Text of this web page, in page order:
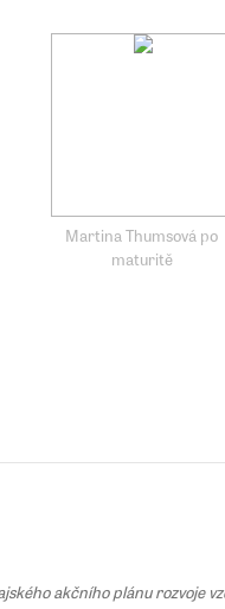
Martina Thumsová po
maturitě
akčního plánu rozvoje